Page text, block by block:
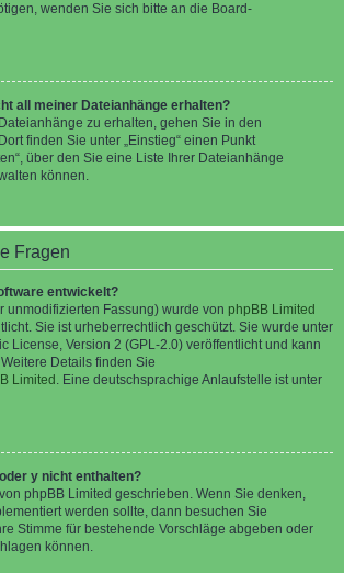
wenden Sie sich bitte an die Board-
all meiner Dateianhänge erhalten?
zu erhalten, gehen Sie in den
finden Sie unter „Einstieg“ einen Punkt
über den Sie eine Liste Ihrer Dateianhänge
können.
Fragen
entwickelt?
unmodifizierten Fassung) wurde von phpBB Limited
Sie ist urheberrechtlich geschützt. Sie wurde unter
License, Version 2 (GPL-2.0) veröffentlicht und kann
Details finden Sie
Limited . Eine deutschsprachige Anlaufstelle ist unter
y nicht enthalten?
phpBB Limited geschrieben. Wenn Sie denken,
werden sollte, dann besuchen Sie
Stimme für bestehende Vorschläge abgeben oder
können.